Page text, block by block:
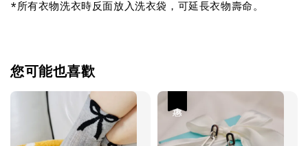
*所有衣物洗衣時反面放入洗衣袋，可延長衣物壽命。
您可能也喜歡